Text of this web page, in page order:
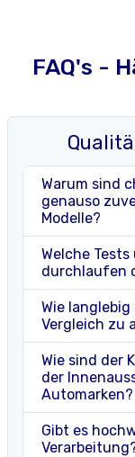
FAQ's -
Warum sind
genauso
Modelle?
Welche
durchlaufen
Wie
Vergleich zu
Wie sind der
der
Automarken?
Gibt es